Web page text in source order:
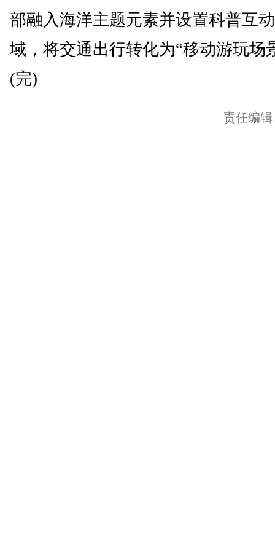
部融入海洋主题元素并设置科普互
域，将交通出行转化为“移动游玩场
(完)
责任编